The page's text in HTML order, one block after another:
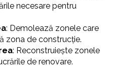
necesare pentru
: Demolează zonele care
zona de construcție.
: Reconstruiește zonele
de renovare.